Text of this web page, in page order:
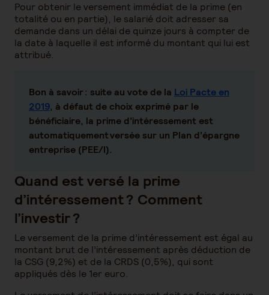
Pour obtenir le versement immédiat de la prime (en
totalité ou en partie), le salarié doit adresser sa
demande dans un délai de quinze jours à compter de
la date à laquelle il est informé du montant qui lui est
attribué.
Bon à savoir : suite au vote de la Loi Pacte en
2019, à défaut de choix exprimé par le
bénéficiaire, la prime d’intéressement est
automatiquement versée sur un Plan d’épargne
entreprise (PEE/I).
Quand est versé la prime
d’intéressement ? Comment
l’investir ?
Le versement de la prime d’intéressement est égal au
montant brut de l’intéressement après déduction de
la CSG (9,2%) et de la CRDS (0,5%), qui sont
appliqués dès le 1er euro.